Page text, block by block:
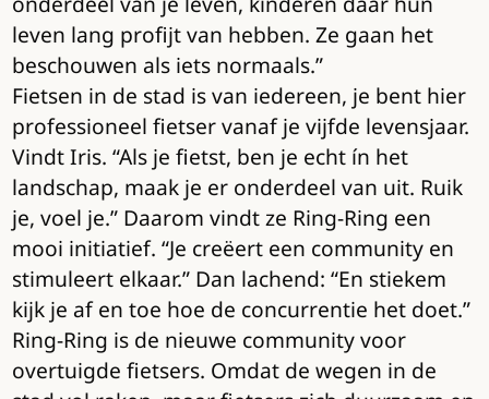
leven lang profijt van hebben. Ze gaan het
beschouwen als iets normaals.”
Fietsen in de stad is van iedereen, je bent hier
professioneel fietser vanaf je vijfde levensjaar.
Vindt Iris. “Als je fietst, ben je echt ín het
landschap, maak je er onderdeel van uit. Ruik
je, voel je.” Daarom vindt ze Ring-Ring een
mooi initiatief. “Je creëert een community en
stimuleert elkaar.” Dan lachend: “En stiekem
kijk je af en toe hoe de concurrentie het doet.”
Ring-Ring is de nieuwe community voor
overtuigde fietsers. Omdat de wegen in de